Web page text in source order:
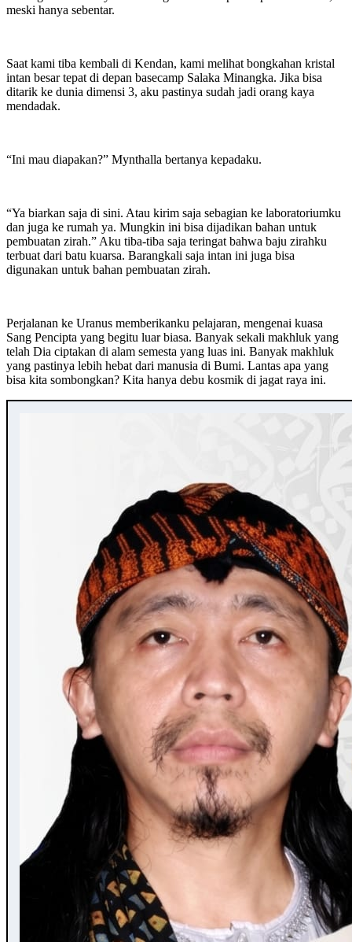
meski hanya sebentar.
Saat kami tiba kembali di Kendan, kami melihat bongkahan kristal
intan besar tepat di depan basecamp Salaka Minangka. Jika bisa
ditarik ke dunia dimensi 3, aku pastinya sudah jadi orang kaya
mendadak.
“Ini mau diapakan?” Mynthalla bertanya kepadaku.
“Ya biarkan saja di sini. Atau kirim saja sebagian ke laboratoriumku
dan juga ke rumah ya. Mungkin ini bisa dijadikan bahan untuk
pembuatan zirah.” Aku tiba-tiba saja teringat bahwa baju zirahku
terbuat dari batu kuarsa. Barangkali saja intan ini juga bisa
digunakan untuk bahan pembuatan zirah.
Perjalanan ke Uranus memberikanku pelajaran, mengenai kuasa
Sang Pencipta yang begitu luar biasa. Banyak sekali makhluk yang
telah Dia ciptakan di alam semesta yang luas ini. Banyak makhluk
yang pastinya lebih hebat dari manusia di Bumi. Lantas apa yang
bisa kita sombongkan? Kita hanya debu kosmik di jagat raya ini.